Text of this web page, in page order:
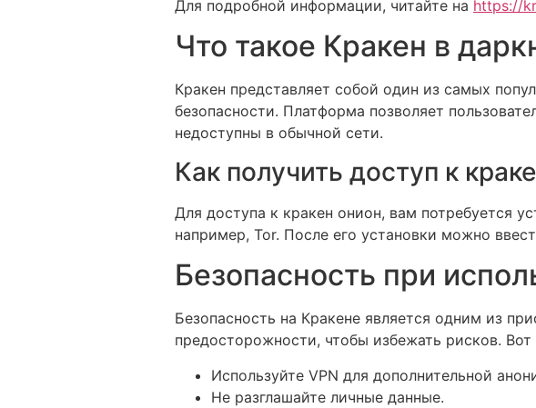
Для подробной информации, читайте на https://
Что такое Кракен в
Кракен представляет собой один из самых
безопасности. Платформа позволяет
недоступны в обычной сети.
Как получить доступ к
Для доступа к кракен онион, вам потребуется
например, Tor. После его установки можно
Безопасность при
Безопасность на Кракене является одним из
предосторожности, чтобы избежать рисков. Вот
Используйте VPN для дополнительной
Не разглашайте личные данные.